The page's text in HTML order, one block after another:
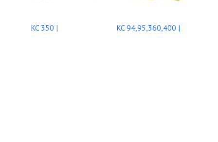
KC 350 | KC 94,95,360,400 |